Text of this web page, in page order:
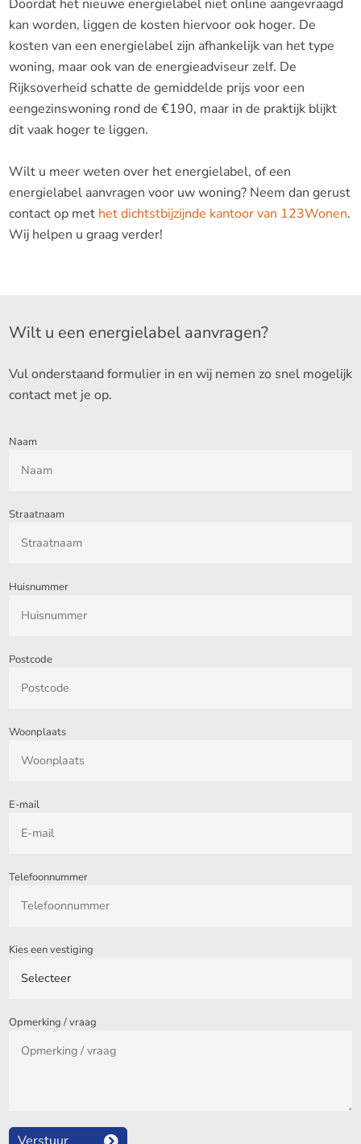
Doordat het nieuwe energielabel niet online aangevraagd
kan worden, liggen de kosten hiervoor ook hoger. De
kosten van een energielabel zijn afhankelijk van het type
woning, maar ook van de energieadviseur zelf. De
Rijksoverheid schatte de gemiddelde prijs voor een
eengezinswoning rond de €190, maar in de praktijk blijkt
dit vaak hoger te liggen.
Wilt u meer weten over het energielabel, of een
energielabel aanvragen voor uw woning? Neem dan gerust
contact op met het dichtstbijzijnde kantoor van 123Wonen.
Wij helpen u graag verder!
Wilt u een energielabel aanvragen?
Vul onderstaand formulier in en wij nemen zo snel mogelijk
contact met je op.
Naam
Straatnaam
Huisnummer
Postcode
Woonplaats
E-mail
Telefoonnummer
Kies een vestiging
Opmerking / vraag